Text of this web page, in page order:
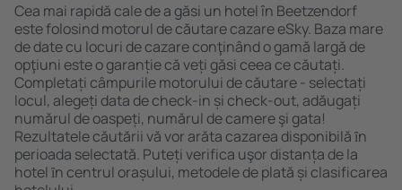
Cea mai rapidă cale de a găsi un hotel în Beetzendorf
este folosind motorul de căutare cazare eSky. Baza mare
de date cu locuri de cazare conţinând o gamă largă de
opţiuni este o garanție că veți găsi ceea ce căutați.
Completați câmpurile motorului de căutare - selectați
locul, alegeți data de check-in și check-out, adăugați
numărul de oaspeți, numărul de camere şi gata!
Rezultatele căutării vă vor arăta cazarea disponibilă ȋn
perioada selectată. Puteți verifica uşor distanța de la
hotel ȋn centrul orașului, metodele de plată și clasificarea